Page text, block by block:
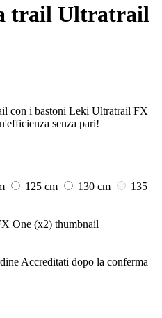
trail Ultratrail
con i bastoni Leki Ultratrail FX
senza pari!
125 cm 130 cm
135
Accreditati dopo la conferma